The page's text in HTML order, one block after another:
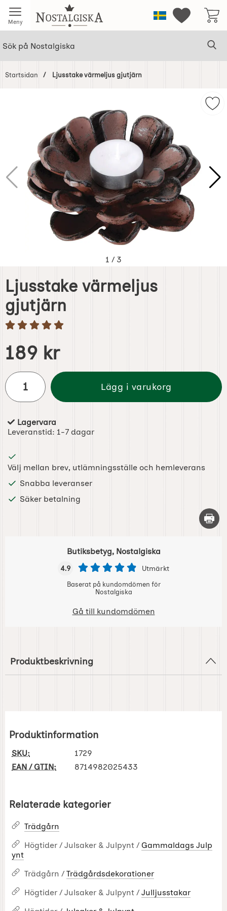
Meny Startsidan för NostalgiskaSverigeMina
Startsidan Ljusstake värmeljus gjutjärn
1 / 3
Ljusstake värmeljus
gjutjärn
Handla denna produkt Ljusstake värmeljus gjutjärn
pris
189 kr
antal
Lägg i varukorg
Tillgänglighet:
Lagervara
Leveranstid: 1-7 dagar
Välj mellan brev, utlämningsställe och hemleverans
Snabba leveranser
Säker betalning
Skriv
Butiksbetyg, Nostalgiska
4.9 Utmärkt
Baserat på kundomdömen för
Nostalgiska
Gå till kundomdömen
Produktbeskrivning
Produktinformation
SKU:
1729
EAN / GTIN:
8714982025433
Relaterade kategorier
Trädgårn
Högtider / Julsaker & Julpynt / Gammaldags Julp
ynt
Trädgårn / Trädgårdsdekorationer
Högtider / Julsaker & Julpynt / Julljusstakar